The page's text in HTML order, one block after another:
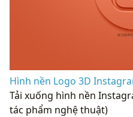
Hình nền Logo 3D
Tải xuống hình nền
tác phẩm nghệ thuật)